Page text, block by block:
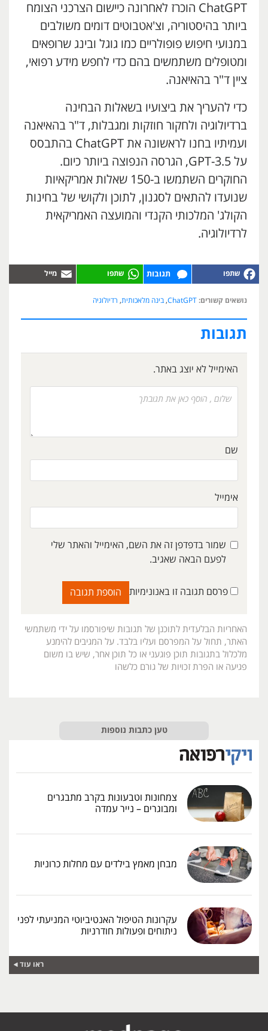
ChatGPT הוכרז לאחרונה כיישום הצרכני הצומח
ביותר בהיסטוריה, וצ'אטבוטים דומים משולבים
במנועי חיפוש פופולריים כמו גוגל ובינג שרופאים
ומטופלים משתמשים בהם כדי לחפש מידע רפואי,
ציין ד"ר בהאיאנה.
כדי להעריך את ביצועיו בשאלות הבחינה
ברדיולוגיה ולחקור חוזקות ומגבלות, ד"ר בהאיאנה
ועמיתיו בחנו לראשונה את ChatGPT בהתבסס
על GPT-3.5, הגרסה הנפוצה ביותר כיום.
החוקרים השתמשו ב-150 שאלות אמריקאיות
שנועדו להתאים לסגנון, לתוכן ולקושי של בחינות
הקולג' המלכותי הקנדי והמועצה האמריקאית
לרדיולוגיה.
תגובות
נושאים קשורים: ChatGPT
,בינה מלאכותית, רדיולוגיה
תגובות
האימייל לא יוצג באתר.
שם
אימייל
שמור בדפדפן זה את השם, האימייל והאתר שלי
לפעם הבאה שאגיב.
פרסם תגובה זו באנונימיות
האחריות הבלעדית לתוכנן של תגובות שיפורסמו על ידי משתמשי
האתר, תחול על המפרסם ועליו בלבד. על המגיבים להימנע
מלכלול בתגובות תוכן פוגעני או כל תוכן אחר, שיש בו משום
פגיעה או הפרת זכויות של גורם כלשהו
טען כתבות נוספות
צמחונות וטבעונות בקרב מתבגרים
ומבוגרים – נייר עמדה
מבחן מאמץ בילדים עם מחלות כרוניות
עקרונות הטיפול האנטיביוטי המניעתי לפני
ניתוחים ופעולות חודרניות
ראו עוד